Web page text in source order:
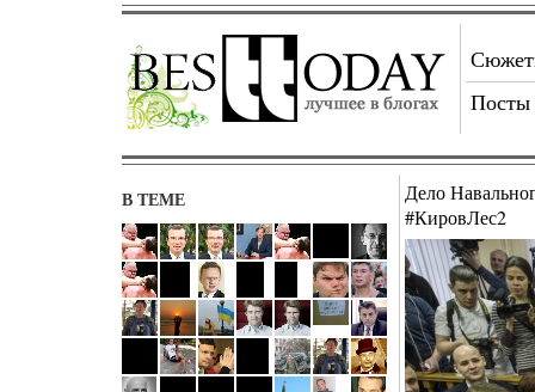
Посты
В ТЕМЕ
Дело
#КировЛес2